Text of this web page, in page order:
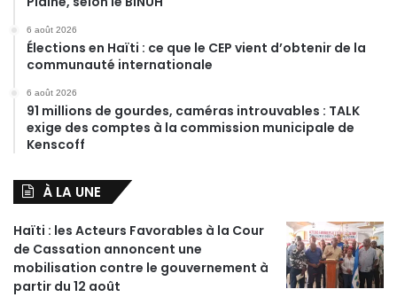
6 août 2026
Élections en Haïti : ce que le CEP vient d’obtenir de la
communauté internationale
6 août 2026
91 millions de gourdes, caméras introuvables : TALK
exige des comptes à la commission municipale de
Kenscoff
À LA UNE
Haïti : les Acteurs Favorables à la Cour
de Cassation annoncent une
mobilisation contre le gouvernement à
partir du 12 août